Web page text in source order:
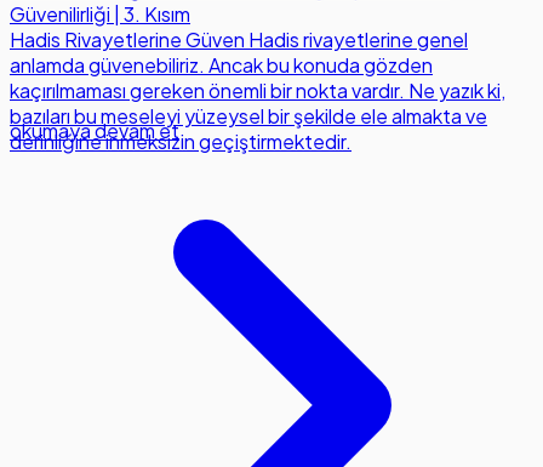
Güvenilirliği | 3. Kısım
Hadis Rivayetlerine Güven Hadis rivayetlerine genel
anlamda güvenebiliriz. Ancak bu konuda gözden
kaçırılmaması gereken önemli bir nokta vardır. Ne yazık ki,
bazıları bu meseleyi yüzeysel bir şekilde ele almakta ve
derinliğine inmeksizin geçiştirmektedir.
okumaya devam et